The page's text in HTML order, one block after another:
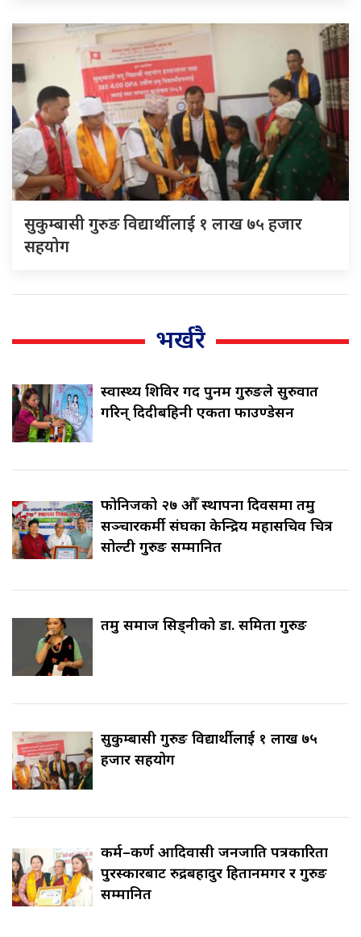
सुकुम्बासी गुरुङ विद्यार्थीलाई १ लाख ७५ हजार
सहयोग
भर्खरै
स्वास्थ्य शिविर गर्दै पुनम गुरुङले सुरुवात
गरिन् दिदीबहिनी एकता फाउण्डेसन
फोनिजको २७ औँ स्थापना दिवसमा तमु
सञ्चारकर्मी संघका केन्द्रिय महासचिव चित्र
सोल्टी गुरुङ सम्मानित
तमु समाज सिड्नीको डा. समिता गुरुङ
सुकुम्बासी गुरुङ विद्यार्थीलाई १ लाख ७५
हजार सहयोग
कर्म–कर्ण आदिवासी जनजाति पत्रकारिता
पुरस्कारबाट रुद्रबहादुर हितानमगर र गुरुङ
सम्मानित